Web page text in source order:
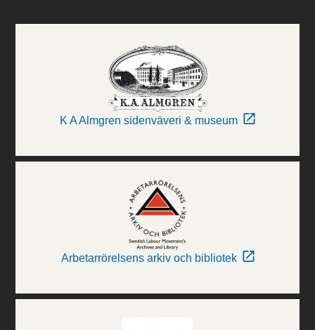
K A Almgren sidenväveri & museum
Arbetarrörelsens arkiv och bibliotek